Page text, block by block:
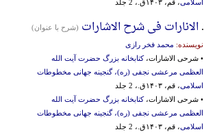
اسلامی، قم، ۱۴۰۳ق.، 2 جلد
الانارات فی شرح الاشارات (شرح با عنوان)
نویسنده: محمد فخر رازی
• شرحی الاشارات،کتابخانه بزرگ حضرت آیت الله
العظمی مرعشی نجفی (ره)، گنجینه جهانی مخطوطات
اسلامی، قم، ۱۴۰۳ق.، 2 جلد
• شرحی الاشارات،کتابخانه بزرگ حضرت آیت الله
العظمی مرعشی نجفی (ره)، گنجینه جهانی مخطوطات
اسلامی، قم، ۱۴۰۳ق.، 2 جلد